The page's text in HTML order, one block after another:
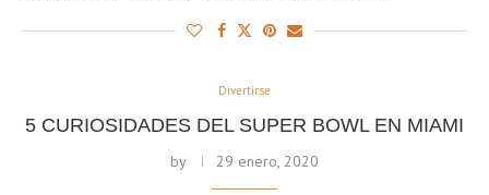
Divertirse
5 CURIOSIDADES DEL SUPER BOWL EN MIAMI
by 29 enero, 2020